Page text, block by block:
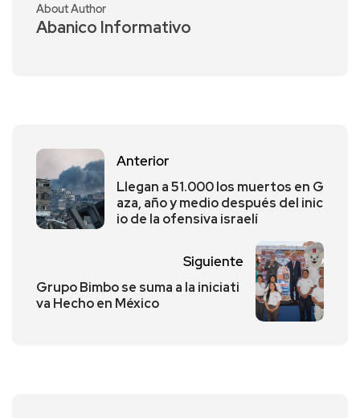
About Author
Abanico Informativo
Anterior
Llegan a 51.000 los muertos en G
aza, año y medio después del inic
io de la ofensiva israelí
Siguiente
Grupo Bimbo se suma a la iniciati
va Hecho en México